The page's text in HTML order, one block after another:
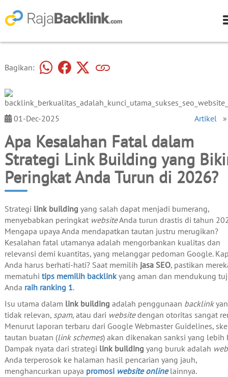
Bagikan:
01-Dec-2025 Artikel
Apa Kesalahan Fatal dalam
Strategi Link Building yang
Peringkat Anda Turun di 2026?
Strategi link building yang salah dapat menjadi bumerang,
menyebabkan peringkat websiteAnda turun drastis di tahun
Mengapa upaya Anda mendapatkan tautan justru merugikan?
Kesalahan fatal utamanya adalah mengorbankan kualitas dan
relevansi demi kuantitas, yang melanggar pedoman Google.
Anda harus berhati-hati? Saat memilih jasa SEO, pastikan
mematuhi tips memilih backlinkyang aman dan mendukung
Anda raih ranking 1.
Isu utama dalam link building adalah penggunaan backlink
tidak relevan, spam, atau dari websitedengan otoritas sangat
Menurut laporan terbaru dari Google Webmaster Guidelines,
tautan buatan (link schemes) akan dikenakan sanksi yang lebih
Dampak nyata dari strategi link building yang buruk adalah
Anda terperosok ke halaman hasil pencarian yang jauh,
menghancurkan upaya promosi website onlinelainnya.